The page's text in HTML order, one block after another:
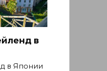
в
в Японии